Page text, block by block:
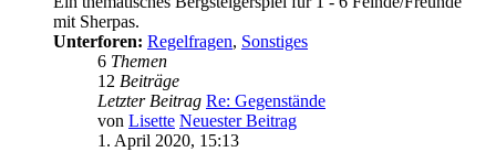
mit Sherpas.
Unterforen: Regelfragen, Sonstiges
6 Themen
12 Beiträge
Letzter Beitrag Re: Gegenstände
von Lisette Neuester Beitrag
1. April 2020, 15:13